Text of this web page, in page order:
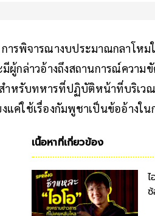
ารพิจารณางบประมาณกลาโหม
มีผู้กล่าวอ้างถึงสถานการณ์ควา
ำหรับทหารที่ปฏิบัติหน้าที่บริเว
แค่ใช้เรื่องกัมพูชาเป็นข้ออ้างใ
เนื้อหาที่เกี่ยวข้อง